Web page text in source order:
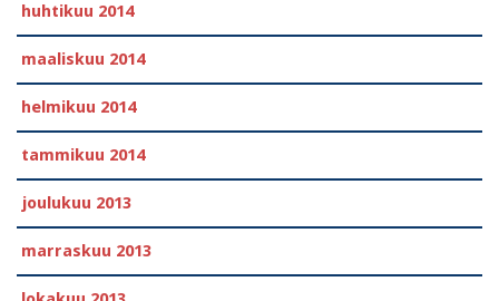
huhtikuu 2014
maaliskuu 2014
helmikuu 2014
tammikuu 2014
joulukuu 2013
marraskuu 2013